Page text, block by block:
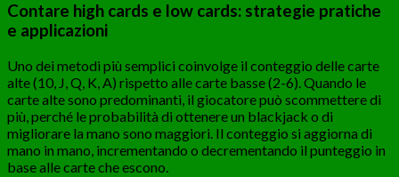
Contare high cards e low cards: strategie pratiche
e applicazioni
Uno dei metodi più semplici coinvolge il conteggio delle carte
alte (10, J, Q, K, A) rispetto alle carte basse (2-6). Quando le
carte alte sono predominanti, il giocatore può scommettere di
più, perché le probabilità di ottenere un blackjack o di
migliorare la mano sono maggiori. Il conteggio si aggiorna di
mano in mano, incrementando o decrementando il punteggio in
base alle carte che escono.